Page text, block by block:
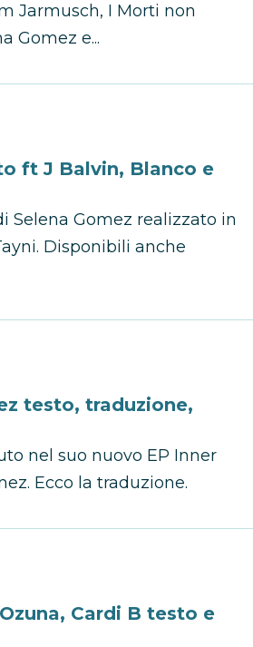
Jarmusch, I Morti non
Gomez e...
ft J Balvin, Blanco e
Selena Gomez realizzato in
Disponibili anche
testo, traduzione,
nel suo nuovo EP Inner
Ecco la traduzione.
Cardi B testo e